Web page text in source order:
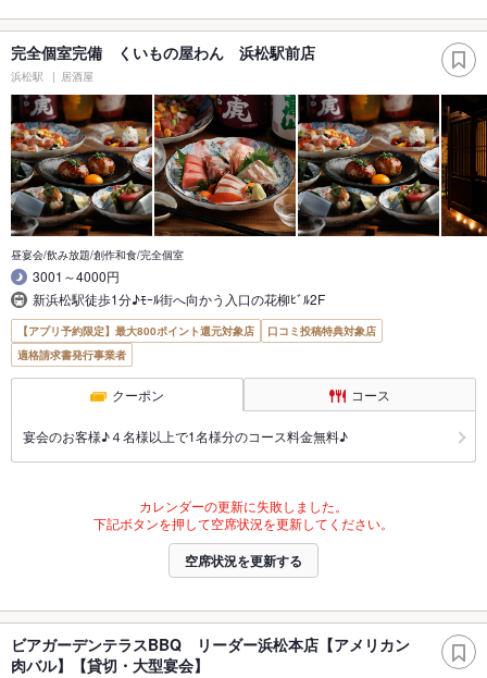
完全個室完備 くいもの屋わん 浜松駅前店
浜松駅 居酒屋
昼宴会/飲み放題/創作和食/完全個室
3001～4000円
新浜松駅徒歩1分♪ﾓｰﾙ街へ向かう入口の花柳ﾋﾞﾙ2F
【アプリ予約限定】最大800ポイント還元対象店
口コミ投稿特典対象店
適格請求書発行事業者
クーポン コース
宴会のお客様♪４名様以上で1名様分のコース料金無料♪
カレンダーの更新に失敗しました。
下記ボタンを押して空席状況を更新してください。
空席状況を更新する
ビアガーデンテラスBBQ リーダー浜松本店【アメリカン
肉バル】【貸切・大型宴会】